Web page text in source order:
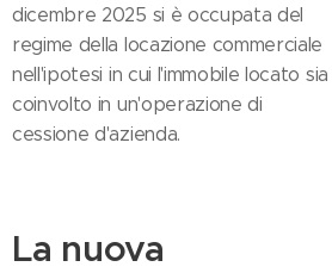
dicembre 2025 si è occupata del
regime della locazione commerciale
nell'ipotesi in cui l'immobile locato sia
coinvolto in un'operazione di
cessione d'azienda.
La nuova